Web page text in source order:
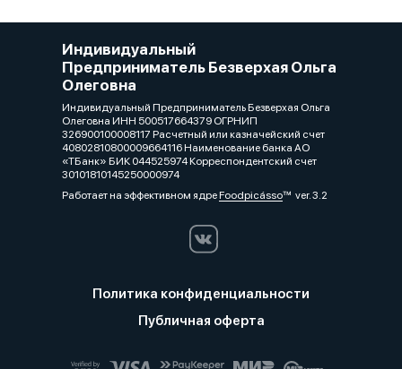
Индивидуальный
Предприниматель Безверхая Ольга
Олеговна
Индивидуальный Предприниматель Безверхая Ольга
Олеговна ИНН 500517664379 ОГРНИП
326900100008117 Расчетный или казначейский счет
40802810800009664116 Наименование банка АО
«ТБанк» БИК 044525974 Корреспондентский счет
30101810145250000974
Работает на эффективном ядреFoodpicássover. 3.2
Политика конфиденциальности
Публичная оферта